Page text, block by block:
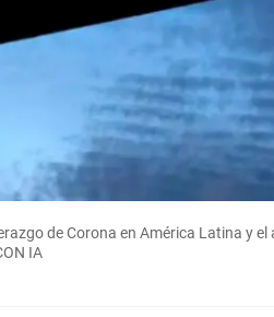
de Corona en América Latina y el
IA